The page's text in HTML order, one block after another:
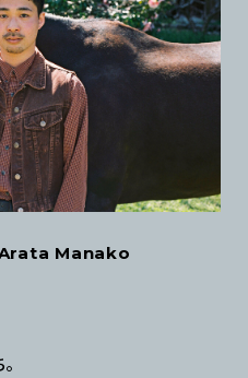
Arata Manako